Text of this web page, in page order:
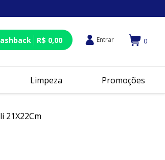
R$ 0,00 Entrar 0
Limpeza Promoções
21X22Cm